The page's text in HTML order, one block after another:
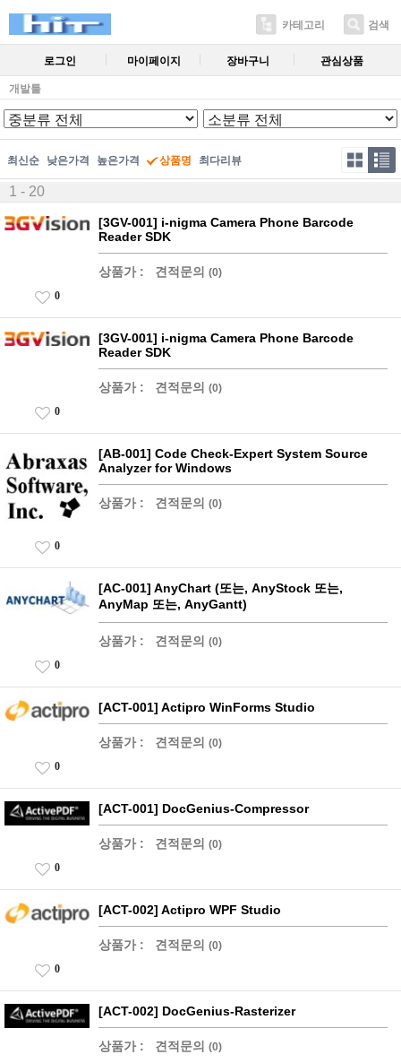
카테고리 검색
로그인 마이페이지 장바구니 관심상품
개발툴
최신순 낮은가격 높은가격 상품명 최다리뷰
1 - 20
[3GV-001] i-nigma Camera Phone Barcode
Reader SDK
상품가 : 견적문의 (0)
0
[3GV-001] i-nigma Camera Phone Barcode
Reader SDK
상품가 : 견적문의 (0)
0
[AB-001] Code Check-Expert System Source
Analyzer for Windows
상품가 : 견적문의 (0)
0
[AC-001] AnyChart (또는, AnyStock 또는,
AnyMap 또는, AnyGantt)
상품가 : 견적문의 (0)
0
[ACT-001] Actipro WinForms Studio
상품가 : 견적문의 (0)
0
[ACT-001] DocGenius-Compressor
상품가 : 견적문의 (0)
0
[ACT-002] Actipro WPF Studio
상품가 : 견적문의 (0)
0
[ACT-002] DocGenius-Rasterizer
상품가 : 견적문의 (0)